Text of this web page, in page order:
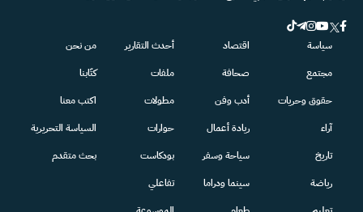
سياسة
مجتمع
حقوق وحريات
آراء
تاريخ
رياضة
اقتصاد
صحافة
أدب وفن
ريادة أعمال
سياحة وسفر
سينما ودراما
أحدث التقارير
ملفات
مطولات
حوارات
بودكاست
تفاعلي
من نحن
كتّابنا
اكتب معنا
السياسة التحريرية
بحث متقدم